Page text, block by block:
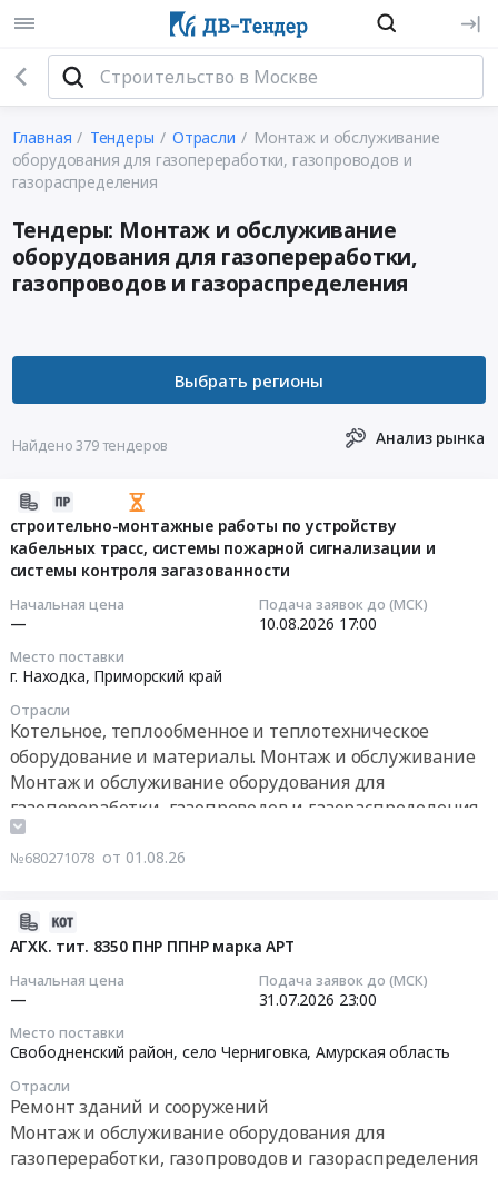
Главная Тендеры Отрасли
Монтаж и обслуживание
оборудования для газопереработки, газопроводов и
газораспределения
Тендеры: Монтаж и обслуживание
оборудования для газопереработки,
газопроводов и газораспределения
Найдено 379 тендеров Анализ рынка
строительно-монтажные работы по устройству
кабельных трасс, системы пожарной сигнализации и
системы контроля загазованности
Начальная цена
—
Подача заявок до (МСК)
10.08.2026 17:00
Место поставки
г. Находка, Приморский край
Отрасли
Котельное, теплообменное и теплотехническое
оборудование и материалы. Монтаж и обслуживание
Монтаж и обслуживание оборудования для
газопереработки, газопроводов и газораспределения
Контрольно-измерительные приборы и автоматика,
монтаж и обслуживание
сигнализации, пожароохранных, контрольно-
пропускных систем и оборудования
№680271078 от 01.08.26
АГХК. тит. 8350 ПНР ППНР марка АРT
Начальная цена
—
Подача заявок до (МСК)
31.07.2026 23:00
Место поставки
Свободненский район, село Черниговка,Амурская область
Отрасли
Ремонт зданий и сооружений
Монтаж и обслуживание оборудования для
газопереработки, газопроводов и газораспределения